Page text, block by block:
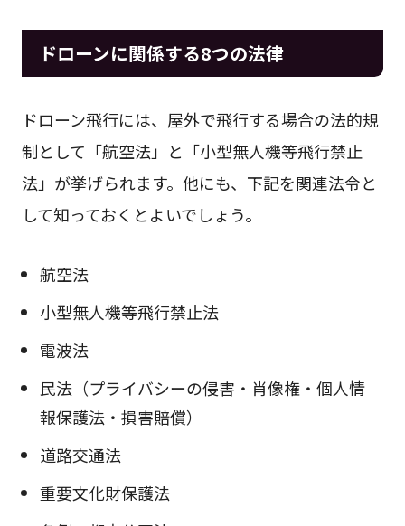
ドローンに関係する8つの法律
ドローン飛行には、屋外で飛行する場合の法的規
制として「航空法」と「小型無人機等飛行禁止
法」が挙げられます。他にも、下記を関連法令と
して知っておくとよいでしょう。
航空法
小型無人機等飛行禁止法
電波法
民法（プライバシーの侵害・肖像権・個人情
報保護法・損害賠償）
道路交通法
重要文化財保護法